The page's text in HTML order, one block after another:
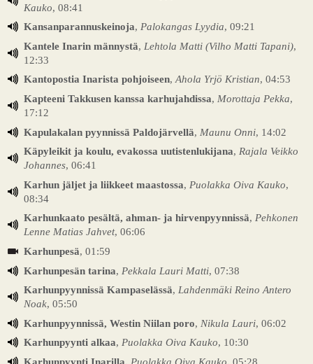
Kauko, 08:41
Kansanparannuskeinoja, Palokangas Lyydia, 09:21
Kantele Inarin männystä, Lehtola Matti (Vilho Matti Tapani),
12:33
Kantopostia Inarista pohjoiseen,Ahola Yrjö Kristian, 04:53
Kapteeni Takkusen kanssa karhujahdissa, Morottaja Pekka,
17:12
Kapulakalan pyynnissä Paldojärvellä, Maunu Onni, 14:02
Käpyleikit ja koulu, evakossa uutistenlukijana, Rajala Veikko
Johannes, 06:41
Karhun jäljet ja liikkeet maastossa, Puolakka Oiva Kauko,
08:34
Karhunkaato pesältä, ahman- ja hirvenpyynnissä, Pehkonen
Lenne Matias Jahvet, 06:06
Karhunpesä, 01:59
Karhunpesän tarina, Pekkala Lauri Matti, 07:38
Karhunpyynnissä Kampaselässä, Lahdenmäki Reino Antero
Noak, 05:50
Karhunpyynnissä, Westin Niilan poro, Nikula Lauri, 06:02
Karhunpyynti alkaa, Puolakka Oiva Kauko, 10:30
Karhunpyynti Inarilla, Puolakka Oiva Kauko, 05:28